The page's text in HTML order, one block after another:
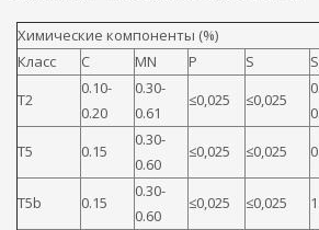
Химические компоненты (%)
Класс
C MN P S
T2
0.10-
0.20
0.30-
0.61
≤0,025 ≤0,025
T5
0.15
0.30-
0.60
≤0,025 ≤0,025
T5b
0.15
0.30-
0.60
≤0,025 ≤0,025